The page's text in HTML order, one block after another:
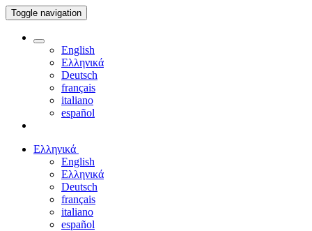
Toggle navigation
English
Ελληνικά
Deutsch
français
italiano
español
Ελληνικά
English
Ελληνικά
Deutsch
français
italiano
español